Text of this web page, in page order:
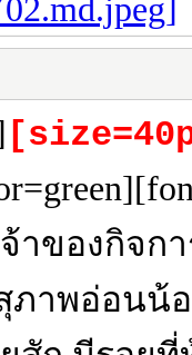
จ้าของกิจก
ภาพอ่อนน้